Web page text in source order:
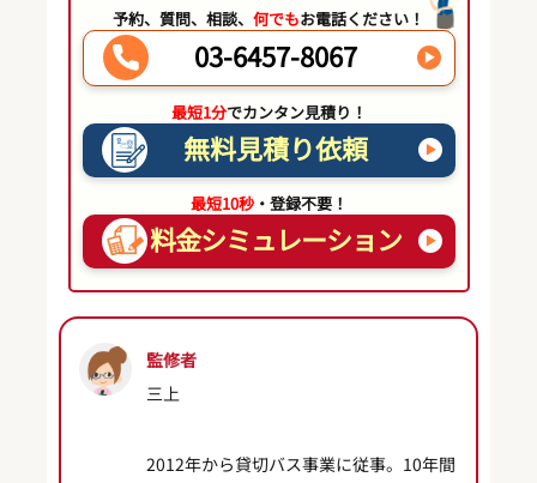
予約、質問、相談、 何でもお電話ください！
03-6457-8067
最短1分でカンタン見積り！
無料見積り依頼
最短10秒・登録不要！
料金シミュレーション
監修者
三上
2012年から貸切バス事業に従事。10年間